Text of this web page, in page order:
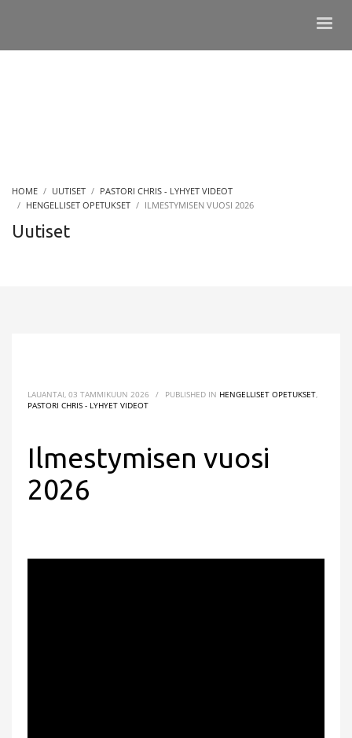
HOME UUTISET
PASTORI CHRIS - LYHYET VIDEOT
HENGELLISET OPETUKSET
ILMESTYMISEN VUOSI 2026
Uutiset
LAUANTAI, 03 TAMMIKUUN 2026 / PUBLISHED IN HENGELLISET OPETUKSET
PASTORI CHRIS - LYHYET VIDEOT
Ilmestymisen vuosi
2026